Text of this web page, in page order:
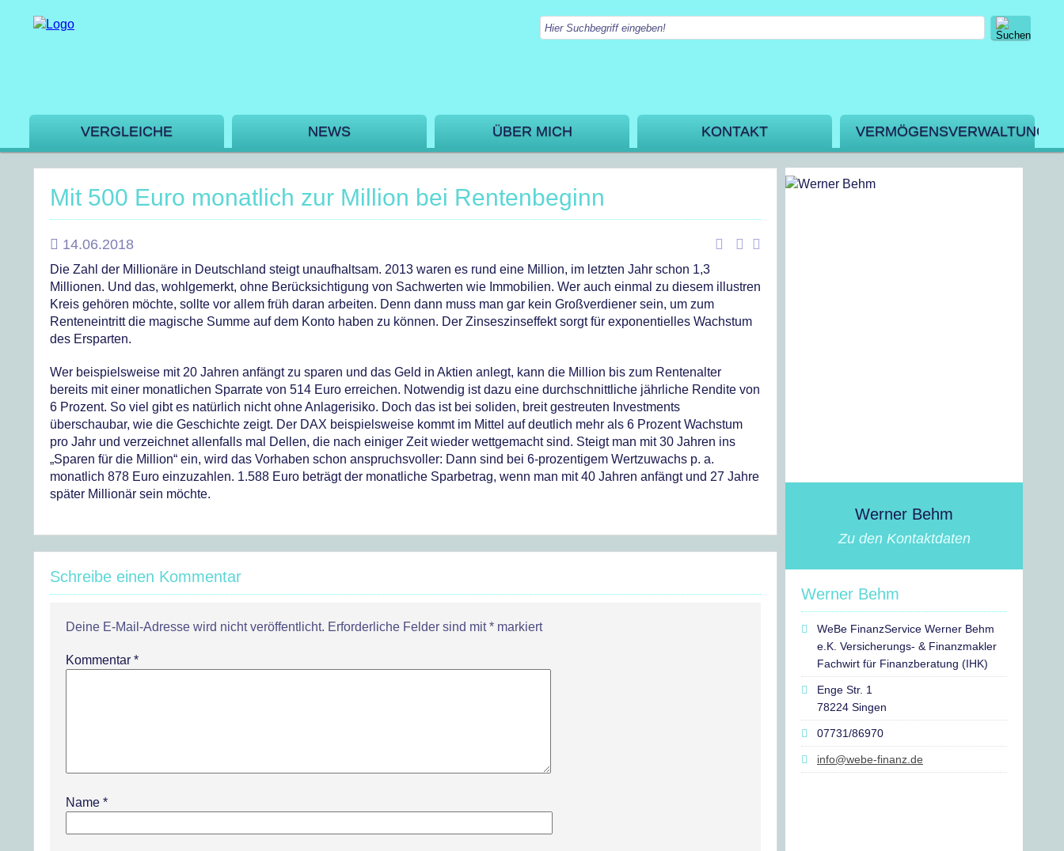
VERGLEICHE NEWS ÜBER MICH KONTAKT VERMÖGENSVERWALTUNG
Werner Behm
Zu den Kontaktdaten
Werner Behm
WeBe FinanzService Werner Behm
e.K. Versicherungs- & Finanzmakler
Fachwirt für Finanzberatung (IHK)
Enge Str. 1
78224 Singen
07731/86970
info@webe-finanz.de
Mit 500 Euro monatlich zur Million bei Rentenbeginn
14.06.2018
Die Zahl der Millionäre in Deutschland steigt unaufhaltsam. 2013 waren es rund eine Million, im letzten Jahr schon 1,3
Millionen. Und das, wohlgemerkt, ohne Berücksichtigung von Sachwerten wie Immobilien. Wer auch einmal zu diesem illustren
Kreis gehören möchte, sollte vor allem früh daran arbeiten. Denn dann muss man gar kein Großverdiener sein, um zum
Renteneintritt die magische Summe auf dem Konto haben zu können. Der Zinseszinseffekt sorgt für exponentielles Wachstum
des Ersparten.
Wer beispielsweise mit 20 Jahren anfängt zu sparen und das Geld in Aktien anlegt, kann die Million bis zum Rentenalter
bereits mit einer monatlichen Sparrate von 514 Euro erreichen. Notwendig ist dazu eine durchschnittliche jährliche Rendite von
6 Prozent. So viel gibt es natürlich nicht ohne Anlagerisiko. Doch das ist bei soliden, breit gestreuten Investments
überschaubar, wie die Geschichte zeigt. Der DAX beispielsweise kommt im Mittel auf deutlich mehr als 6 Prozent Wachstum
pro Jahr und verzeichnet allenfalls mal Dellen, die nach einiger Zeit wieder wettgemacht sind. Steigt man mit 30 Jahren ins
„Sparen für die Million“ ein, wird das Vorhaben schon anspruchsvoller: Dann sind bei 6-prozentigem Wertzuwachs p. a.
monatlich 878 Euro einzuzahlen. 1.588 Euro beträgt der monatliche Sparbetrag, wenn man mit 40 Jahren anfängt und 27 Jahre
später Millionär sein möchte.
Schreibe einen Kommentar
Deine E-Mail-Adresse wird nicht veröffentlicht. Erforderliche Felder sind mit* markiert
Kommentar *
Name *